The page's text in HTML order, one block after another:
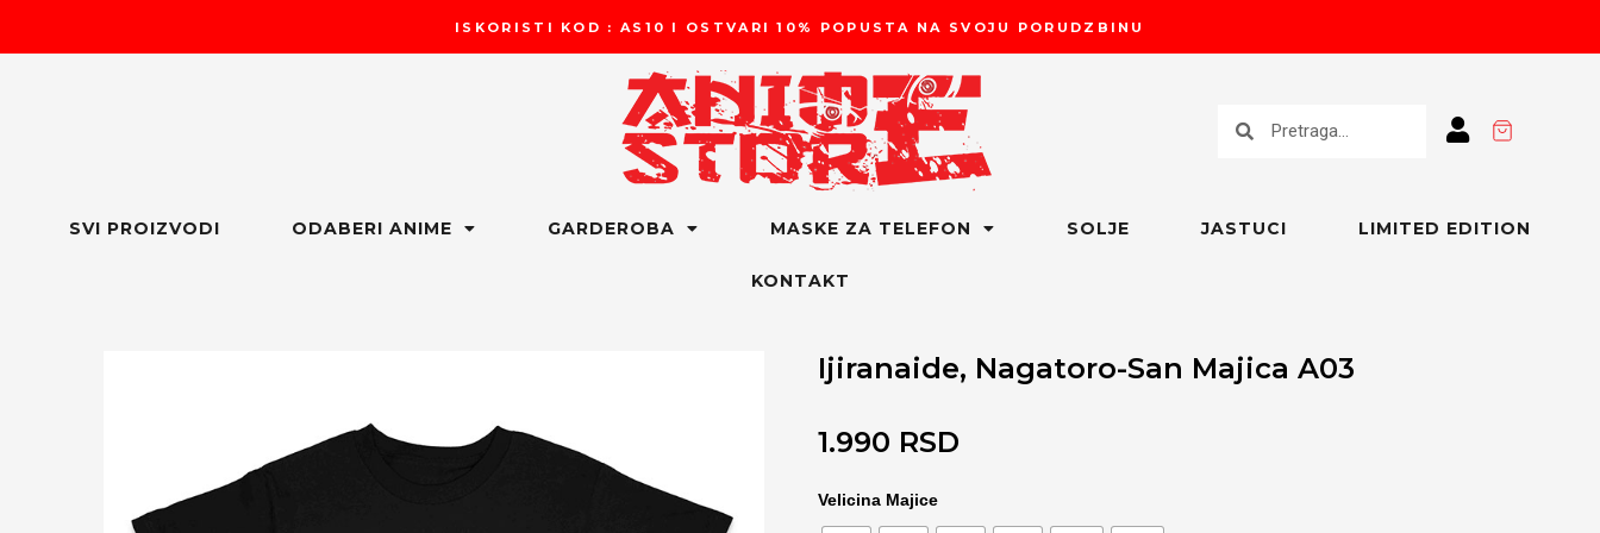
ISKORISTI KOD : AS10 I OSTVARI 10% POPUSTA NA SVOJU PORUDZBINU
SVI PROIZVODI ODABERI ANIME GARDEROBA MASKE ZA TELEFON SOLJE JASTUCI LIMITED EDITION
KONTAKT
Ijiranaide, Nagatoro-San Majica A03
1.990 RSD
Velicina Majice
Ijiranaide,